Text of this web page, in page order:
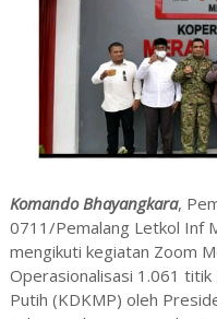
Komando Bhayangkara,
0711/Pemalang Letkol Inf
mengikuti kegiatan Zoom
Operasionalisasi 1.061
Putih (KDKMP) oleh